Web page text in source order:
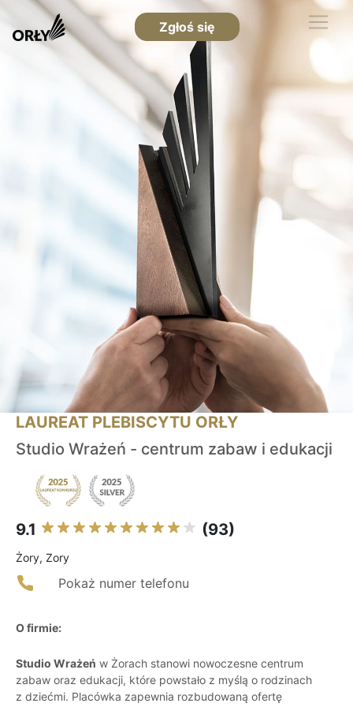
Zgłoś się
LAUREAT PLEBISCYTU ORŁY
Studio Wrażeń - centrum zabaw i edukacji
9.1 (93)
Żory, Zory
Pokaż numer telefonu
O firmie:
Studio Wrażeń w Żorach stanowi nowoczesne centrum
zabaw oraz edukacji, które powstało z myślą o rodzinach
z dziećmi. Placówka zapewnia rozbudowaną ofertę